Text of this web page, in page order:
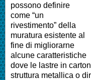
possono definire
come “un
rivestimento” della
muratura esistente al
fine di migliorarne
alcune caratteristiche
dove le lastre in
struttura metallica o